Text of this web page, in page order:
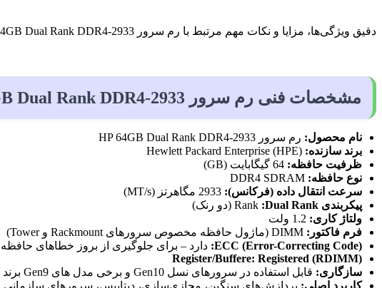
دقیق ویژگی‌ها، مزایا و نکات مهم مرتبط با رم سرور HP 64GB Dual Rank DDR4-2933 می‌ پردازیم و راهنمایی‌ هایی برای
مشخصات فنی رم سرور HP 64GB Dual Rank DDR4-2933
نام محصول: رم سرور HP 64GB Dual Rank DDR4-2933
برند سازنده: Hewlett Packard Enterprise (HPE)
ظرفیت حافظه: 64 گیگابایت (GB)
نوع حافظه: DDR4 SDRAM
سرعت انتقال داده (فرکانس): 2933 مگاهرتز (MT/s)
پیکربندی
Rank :Dual Rank
(دو رنک)
ولتاژ کاری: 1.2 ولت
فرم فاکتور: DIMM (ماژول حافظه مخصوص سرورهای Rackmount و Tower)
ECC (Error-Correcting Code): دارد – برای جلوگیری از بروز خطاهای حافظه
Register/Buffere: Registered (RDIMM)
سازگاری: قابل استفاده در سرورهای نسل Gen10 و برخی مدل‌ های Gen9 برند HPE
کاربرد اصلی: پردازش‌های سنگین، مجازی‌سازی، دیتابیس، سرورهای سازمانی